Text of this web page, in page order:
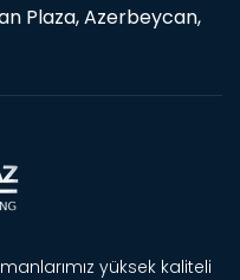
Plaza, Azerbeycan,
yüksek kaliteli